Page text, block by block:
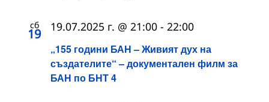
сб
19
„155 години БАН – Живият дух на
създателите“ – документален филм за
БАН по БНТ 4
19.07.2025 г. @ 21:00 - 22:00